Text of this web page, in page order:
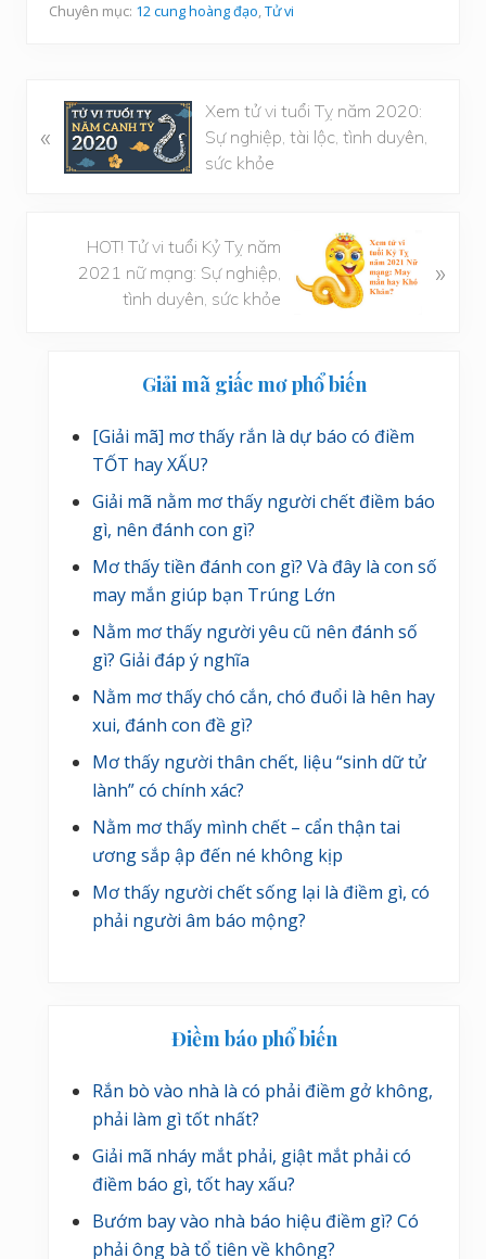
Chuyên mục: 12 cung hoàng đạo,Tử vi
à
«
Xem tử vi tuổi Tỵ năm 2020:
Sự nghiệp, tài lộc, tình duyên,
sức khỏe
HOT! Tử vi tuổi Kỷ Tỵ năm
2021 nữ mạng: Sự nghiệp,
tình duyên, sức khỏe
»
SidebarGiải mã giấc mơ phổ biến
[Giải mã] mơ thấy rắn là dự báo có điềm
TỐT hay XẤU?
Giải mã nằm mơ thấy người chết điềm báo
gì, nên đánh con gì?
Mơ thấy tiền đánh con gì? Và đây là con số
may mắn giúp bạn Trúng Lớn
Nằm mơ thấy người yêu cũ nên đánh số
gì? Giải đáp ý nghĩa
Nằm mơ thấy chó cắn, chó đuổi là hên hay
xui, đánh con đề gì?
Mơ thấy người thân chết, liệu “sinh dữ tử
lành” có chính xác?
Nằm mơ thấy mình chết – cẩn thận tai
ương sắp ập đến né không kịp
Mơ thấy người chết sống lại là điềm gì, có
phải người âm báo mộng?
Điềm báo phổ biến
Rắn bò vào nhà là có phải điềm gở không,
phải làm gì tốt nhất?
Giải mã nháy mắt phải, giật mắt phải có
điềm báo gì, tốt hay xấu?
Bướm bay vào nhà báo hiệu điềm gì? Có
phải ông bà tổ tiên về không?